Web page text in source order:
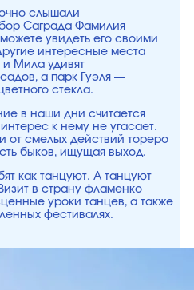
слышали
Саграда Фамилия
увидеть его своими
интересные места
Мила удивят
а парк Гуэля —
стекла.
в наши дни считается
к нему не угасает.
от смелых действий тореро
быков, ищущая выход.
как танцуют. А танцуют
в страну фламенко
уроки танцев, а также
фестивалях.